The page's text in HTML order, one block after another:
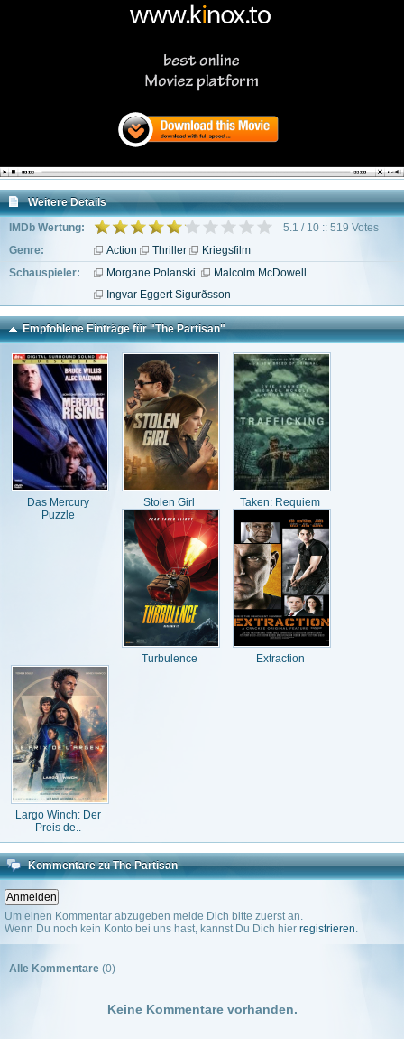
Weitere Details
IMDb Wertung:
5.1 / 10 :: 519 Votes
Genre:
Action Thriller
Kriegsfilm
Schauspieler:
Morgane Polanski
Malcolm McDowell
Ingvar Eggert Sigurðsson
Empfohlene Einträge für "The Partisan"
Das Mercury
Puzzle
Stolen Girl Taken: Requiem
Turbulence Extraction
Largo Winch: Der
Preis de..
Kommentare zu The Partisan
Um einen Kommentar abzugeben melde Dich bitte zuerst an.
Wenn Du noch kein Konto bei uns hast, kannst Du Dich hier registrieren.
Alle Kommentare (0)
Keine Kommentare vorhanden.